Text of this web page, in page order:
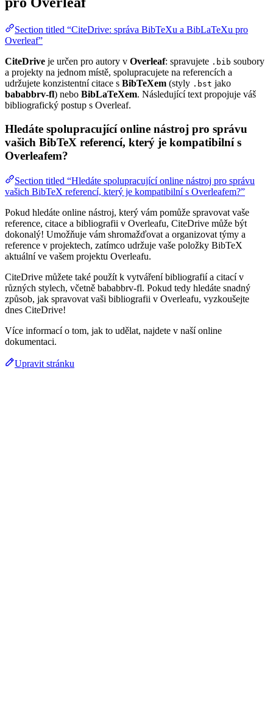
Section titled “CiteDrive: správa BibTeXu a BibLaTeXu pro
Overleaf”
CiteDrive je určen pro autory v Overleaf: spravujete .bib soubory
a projekty na jednom místě, spolupracujete na referencích a
udržujete konzistentní citace s BibTeXem (styly .bst jako
bababbrv-fl) nebo BibLaTeXem. Následující text propojuje váš
bibliografický postup s Overleaf.
Hledáte spolupracující online nástroj pro správu
vašich BibTeX referencí, který je kompatibilní s
Overleafem?
Section titled “Hledáte spolupracující online nástroj pro správu
vašich BibTeX referencí, který je kompatibilní s Overleafem?”
Pokud hledáte online nástroj, který vám pomůže spravovat vaše
reference, citace a bibliografii v Overleafu, CiteDrive může být
dokonalý! Umožňuje vám shromažďovat a organizovat týmy a
reference v projektech, zatímco udržuje vaše položky BibTeX
aktuální ve vašem projektu Overleafu.
CiteDrive můžete také použít k vytváření bibliografií a citací v
různých stylech, včetně bababbrv-fl. Pokud tedy hledáte snadný
způsob, jak spravovat vaši bibliografii v Overleafu, vyzkoušejte
dnes CiteDrive!
Více informací o tom, jak to udělat, najdete v naší online
dokumentaci.
Upravit stránku